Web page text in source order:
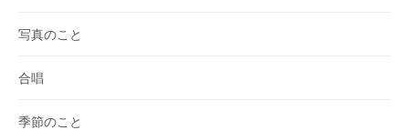
写真のこと
合唱
季節のこと